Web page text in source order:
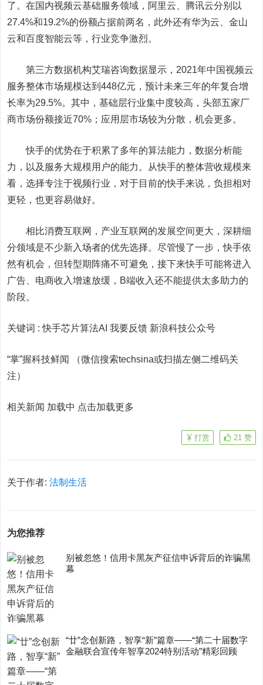
了。在国内视频云基础服务领域，阿里云、腾讯云分别以
27.4%和19.2%的份额占据前两名，此外还有华为云、金山
云和百度智能云等，行业竞争激烈。
第三方数据机构艾瑞咨询数据显示，2021年中国视频云
服务整体市场规模达到448亿元，预计未来三年的年复合增
长率为29.5%。其中，基础层行业集中度较高，头部五家厂
商市场份额接近70%；应用层市场较为分散，机会更多。
快手的优势在于积累了多年的算法能力，数据分析能
力，以及服务大规模用户的能力。从快手的整体营收规模来
看，选择专注于视频行业，对于目前的快手来说，负担相对
更轻，也更容易做好。
相比消费互联网，产业互联网的发展空间更大，深耕细
分领域是不少新入场者的优先选择。尽管慢了一步，快手依
然有机会，但转型期阵痛不可避免，接下来快手可能将进入
广告、电商收入增速放缓，B端收入还不能提供太多助力的
阶段。
关键词 :快手芯片算法AI 我要反馈 新浪科技公众号
“掌”握科技鲜闻 （微信搜索techsina或扫描左侧二维码关
注）
相关新闻 加载中 点击加载更多
21 赞
打赏
关于作者:法制生活
为您推荐
别被忽悠！信用卡黑灰产征信申诉背后的诈骗黑
幕
“廿”念创新路，智享“新”篇章——“第二十届数字
金融联合宣传年智享2024特别活动”精彩回顾